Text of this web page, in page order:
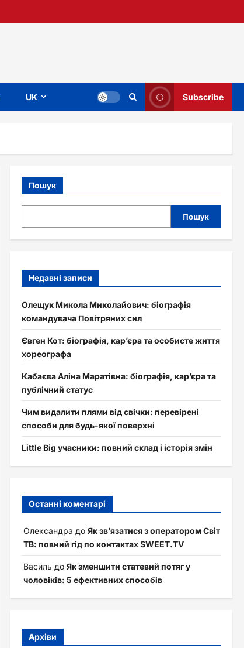
UK Subscribe
Пошук
Пошук
Недавні записи
Олещук Микола Миколайович: біографія
командувача Повітряних сил
Євген Кот: біографія, кар’єра та особисте життя
хореографа
Кабаєва Аліна Маратівна: біографія, кар’єра та
публічний статус
Чим видалити плями від свічки: перевірені
способи для будь-якої поверхні
Little Big учасники: повний склад і історія змін
Останні коментарі
Олександра до Як зв’язатися з оператором Світ
ТВ: повний гід по контактах SWEET.TV
Василь до Як зменшити статевий потяг у
чоловіків: 5 ефективних способів
Архіви